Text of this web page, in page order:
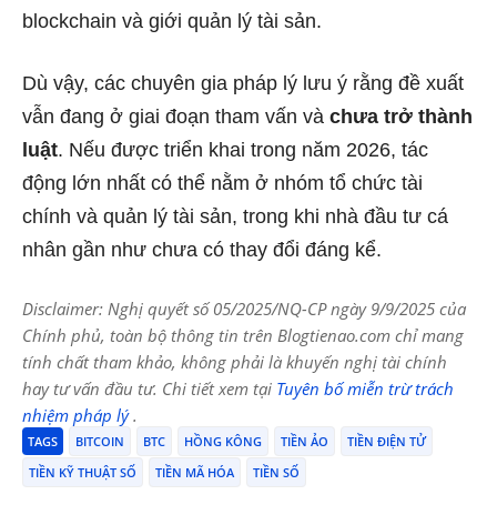
blockchain và giới quản lý tài sản.
Dù vậy, các chuyên gia pháp lý lưu ý rằng đề xuất
vẫn đang ở giai đoạn tham vấn và chưa trở thành
luật. Nếu được triển khai trong năm 2026, tác
động lớn nhất có thể nằm ở nhóm tổ chức tài
chính và quản lý tài sản, trong khi nhà đầu tư cá
nhân gần như chưa có thay đổi đáng kể.
Disclaimer: Nghị quyết số 05/2025/NQ-CP ngày 9/9/2025 của
Chính phủ, toàn bộ thông tin trên Blogtienao.com chỉ mang
tính chất tham khảo, không phải là khuyến nghị tài chính
hay tư vấn đầu tư. Chi tiết xem tại Tuyên bố miễn trừ trách
nhiệm pháp lý.
TAGS BITCOIN BTC HỒNG KÔNG TIỀN ẢO
TIỀN ĐIỆN TỬ
TIỀN KỸ THUẬT SỐ
TIỀN MÃ HÓA TIỀN SỐ